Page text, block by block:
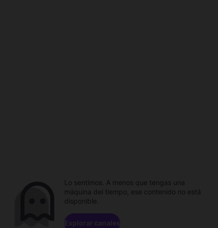
Lo sentimos. A menos que tengas una
máquina del tiempo, ese contenido no está
disponible.
Explorar canales